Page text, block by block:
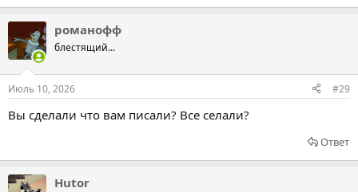
романофф
блестящий...
Июль 10, 2026 #29
Вы сделали что вам писали? Все селали?
Ответ
Hutor